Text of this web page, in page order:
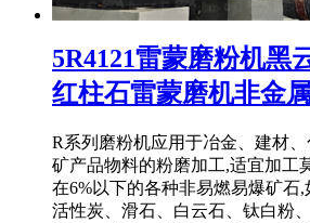
5R4121雷蒙磨粉机黑
红柱石雷蒙磨机非金
R系列磨粉机应用于冶金、建材
矿产品物料的粉磨加工,适宜加工
在6%以下的各种非易燃易爆矿石,
活性炭、滑石、白云石、钛白粉